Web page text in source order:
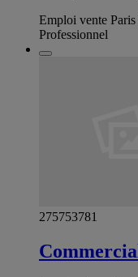
Emploi vente
Professionnel
275753781